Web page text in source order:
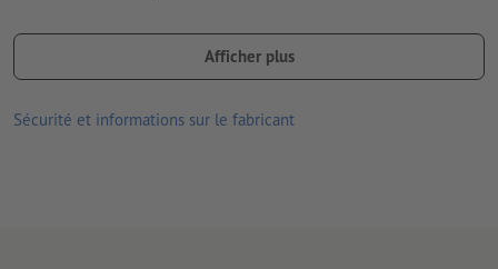
un calcul au millimètre pour des prix justes
Afficher plus
Sécurité et informations sur le fabricant